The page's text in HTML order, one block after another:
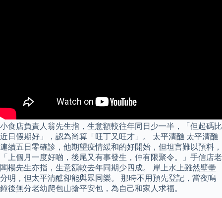
小食店負責人翁先生指，生意額較往年同日少一半，「但起碼比
近日假期好」，認為尚算「旺丁又旺才」。 太平清醮 太平清醮
連續五日零確診，他期望疫情緩和的好開始，但坦言難以預料，
「上個月一度好啲，後尾又有事發生，仲有限聚令。」手信店老
闆楊先生亦指，生意額較去年同期少四成。 岸上水上雖然壁壘
分明，但太平清醮卻能與眾同樂。 那時不用預先登記，當夜鳴
鐘後無分老幼爬包山搶平安包，為自己和家人求福。